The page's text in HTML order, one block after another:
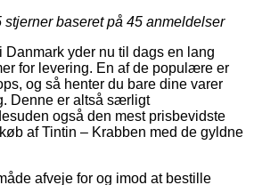
stjerner baseret på 45 anmeldelser
Danmark yder nu til dags en lang
for levering. En af de populære er
og så henter du bare dine varer
Denne er altså særligt
også den mest prisbevidste
af Tintin – Krabben med de gyldne
afveje for og imod at bestille